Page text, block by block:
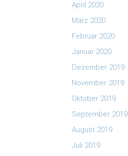
April 2020
März 2020
Februar 2020
Januar 2020
Dezember 2019
November 2019
Oktober 2019
September 2019
August 2019
Juli 2019